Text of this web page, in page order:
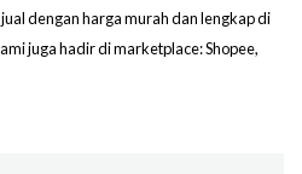
dengan harga murah dan lengkap di
juga hadir di marketplace: Shopee,